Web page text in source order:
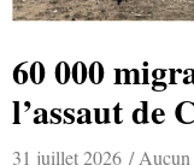
60 000
l’assaut de
31 juillet 2026
Aucun